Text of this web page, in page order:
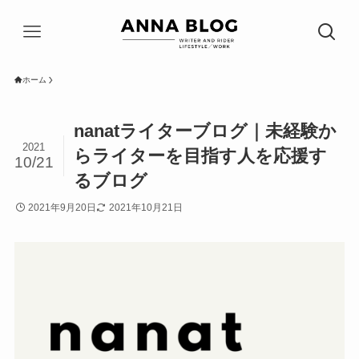
ホーム
nanatライターブログ｜未経験か
らライターを目指す人を応援す
るブログ
2021
10/21
2021年9月20日 2021年10月21日